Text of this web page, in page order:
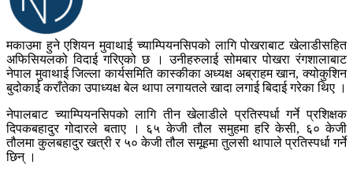
मकाउमा हुने एशियन मुवाथाई च्याम्पियनसिपको लागि पोखराबाट खेलाडीसहित
अफिसियलको विदाई गरिएको छ । उनीहरुलाई सोमबार पोखरा रंगशालाबाट
नेपाल मुवाथाई जिल्ला कार्यसमिति कास्कीका अध्यक्ष अब्राहम खान, क्योकुशिन
बुदोकाई कराँतेका उपाध्यक्ष बेल थापा लगायतले खादा लगाई बिदाई गरेका थिए ।
नेपालबाट च्याम्पियनसिपको लागि तीन खेलाडीले प्रतिस्पर्धा गर्ने प्रशिक्षक
दिपकबहादुर गोदारले बताए । ६५ केजी तौल समुहमा हरि केसी, ६० केजी
तौलमा कुलबहादुर खत्री र ५० केजी तौल समूहमा तुलसी थापाले प्रतिस्पर्धा गर्ने
छिन् ।